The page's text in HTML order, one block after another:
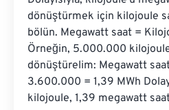
dönüştürmek için kilojoule
bölün. Megawatt saat =
Örneğin, 5.000.000
dönüştürelim: Megawatt
3.600.000 = 1,39 MWh
kilojoule, 1,39 megawatt